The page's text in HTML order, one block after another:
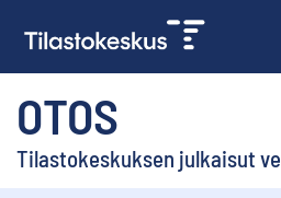
OTOS
Tilastokeskuksen julkaisut